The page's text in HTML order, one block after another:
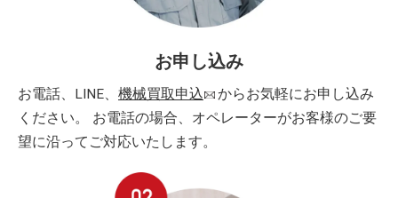
お申し込み
お電話、LINE、 機械買取申込
からお気軽にお申し込み
ください。 お電話の場合、オペレーターがお客様のご要
望に沿ってご対応いたします。